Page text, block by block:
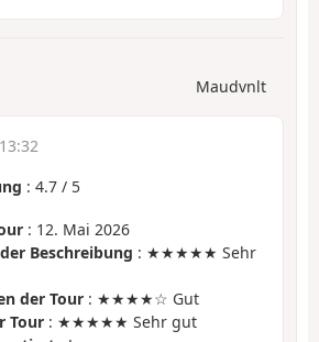
Maudvnlt
: 4.7 / 5
: 12. Mai 2026
Beschreibung : ★★★★★ Sehr
der Tour : ★★★★☆ Gut
Tour : ★★★★★ Sehr gut